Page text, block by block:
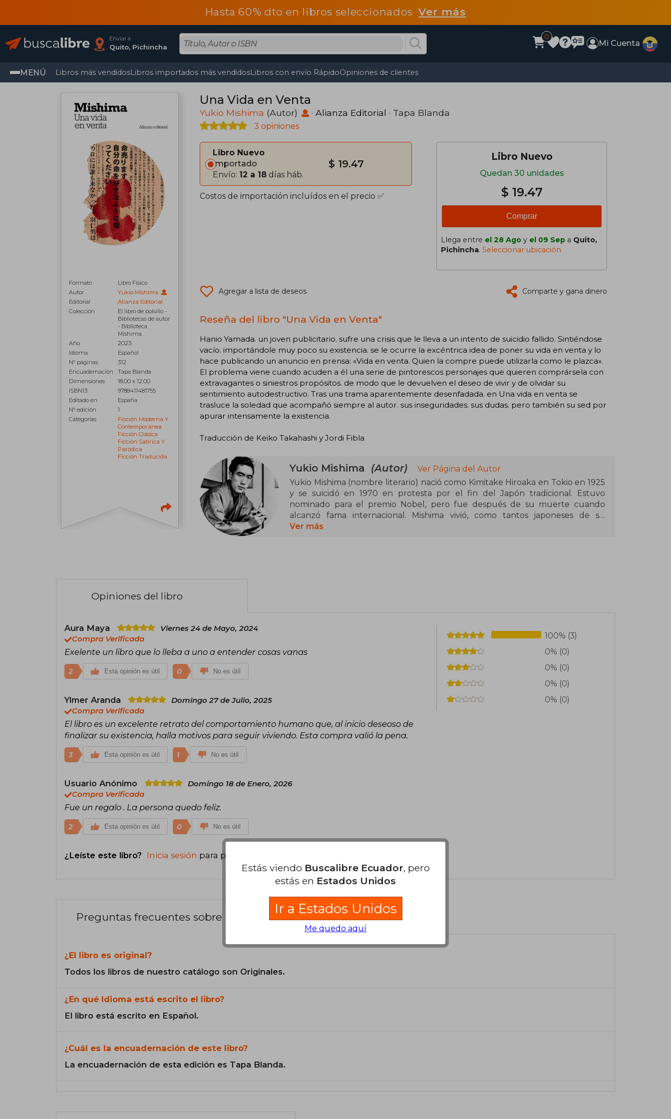
Hasta 60% dto en libros seleccionadosVer más
Enviar a
Quito, Pichincha
0
Mi Cuenta
MENÚ Libros más vendidosLibros importados más vendidosLibros con envío RápidoOpiniones de clientes
Formato
Libro Físico
Autor
Yukio Mishima
Editorial
Alianza Editorial
Colección
El libro de bolsillo -
Bibliotecas de autor
- Biblioteca
Mishima
Año
2023
Idioma
Español
N° páginas
312
Encuadernación
Tapa Blanda
Dimensiones
18.00 x 12.00
ISBN13
9788411481755
Editado en
España
N° edición
1
Categorías
Ficción Moderna Y
Contemporánea
Ficción Clásica
Ficción Satírica Y
Paródica
Ficción Traducida
Una Vida en Venta
Yukio Mishima (Autor) · Alianza Editorial · Tapa Blanda
3 opiniones
Libro Nuevo
Importado
Envío: 12 a 18 días háb.
$ 19.47
Costos de importación incluídos en el precio ✅
Libro Nuevo
Quedan 30 unidades
$ 19.47
Comprar
Llega entre el 28 Ago y el 09 Sep a Quito,
Pichincha. Seleccionar ubicación
Agregar a lista de deseos Comparte y gana dinero
Reseña del libro "Una Vida en Venta"
Hanio Yamada. un joven publicitario. sufre una crisis que le lleva a un intento de suicidio fallido. Sintiéndose
vacío. importándole muy poco su existencia. se le ocurre la excéntrica idea de poner su vida en venta y lo
hace publicando un anuncio en prensa: «Vida en venta. Quien la compre puede utilizarla como le plazca».
El problema viene cuando acuden a él una serie de pintorescos personajes que quieren comprársela con
extravagantes o siniestros propósitos. de modo que le devuelven el deseo de vivir y de olvidar su
sentimiento autodestructivo. Tras una trama aparentemente desenfadada. en Una vida en venta se
trasluce la soledad que acompañó siempre al autor. sus inseguridades. sus dudas. pero también su sed por
apurar intensamente la existencia.
Traducción de Keiko Takahashi y Jordi Fibla
Yukio Mishima (Autor)
Ver Página del Autor
Yukio Mishima (nombre literario) nació como Kimitake Hiroaka en Tokio en 1925
y se suicidó en 1970 en protesta por el fin del Japón tradicional. Estuvo
nominado para el premio Nobel, pero fue después de su muerte cuando
alcanzó fama internacional. Mishima vivió, como tantos japoneses de su
generación, el embate de dos modelos de cultura: la occidental y la propia y
Ver más
Opiniones del libro
Aura Maya
Viernes 24 de Mayo, 2024
Compra Verificada
Exelente un libro que lo lleba a uno a entender cosas vanas
2 Esta opinión es útil 0 No es útil
Ylmer Aranda
Domingo 27 de Julio, 2025
Compra Verificada
El libro es un excelente retrato del comportamiento humano que, al inicio deseoso de
finalizar su existencia, halla motivos para seguir viviendo. Esta compra valió la pena.
3 Esta opinión es útil 1 No es útil
Usuario Anónimo
Domingo 18 de Enero, 2026
Compra Verificada
Fue un regalo . La persona quedo feliz.
2 Esta opinión es útil 0 No es útil
¿Leíste este libro? Inicia sesión para poder agregar tu propia evaluación
100% (3)
0% (0)
0% (0)
0% (0)
0% (0)
Preguntas frecuentes sobre el libro
¿El libro es original?
Todos los libros de nuestro catálogo son Originales.
¿En qué Idioma está escrito el libro?
El libro está escrito en Español.
¿Cuál es la encuadernación de este libro?
La encuadernación de esta edición es Tapa Blanda.
Estás viendo Buscalibre Ecuador, pero
estás en Estados Unidos
Ir a Estados Unidos
Me quedo aquí